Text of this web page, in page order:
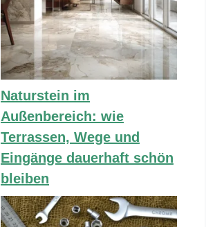
Naturstein im
Außenbereich: wie
Terrassen, Wege und
Eingänge dauerhaft schön
bleiben